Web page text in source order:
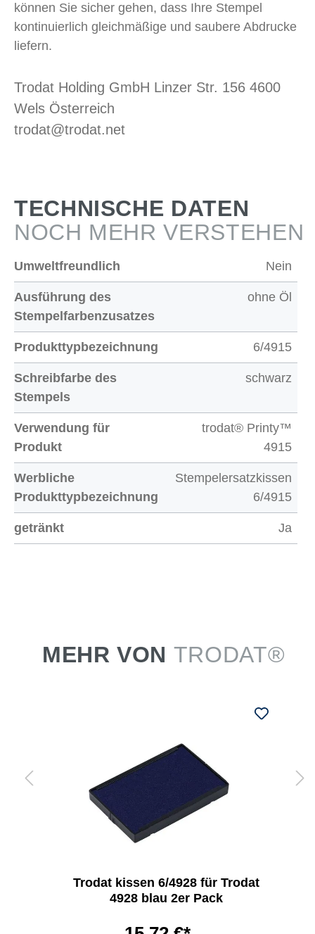
können Sie sicher gehen, dass Ihre Stempel
kontinuierlich gleichmäßige und saubere Abdrucke
liefern.
Trodat Holding GmbH Linzer Str. 156 4600
Wels Österreich
trodat@trodat.net
TECHNISCHE DATEN
NOCH MEHR VERSTEHEN
Umweltfreundlich Nein
Ausführung des
Stempelfarbenzusatzes
ohne Öl
Produkttypbezeichnung 6/4915
Schreibfarbe des
Stempels
schwarz
Verwendung für
Produkt
trodat® Printy™
4915
Werbliche
Produkttypbezeichnung
Stempelersatzkissen
6/4915
getränkt Ja
MEHR VON TRODAT®
Trodat kissen 6/4928 für Trodat
4928 blau 2er Pack